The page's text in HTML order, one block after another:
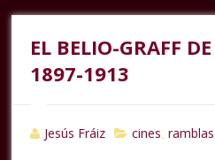
EL BELIO-GRAFF
1897-1913
Jesús Fráiz cines ,ramblas